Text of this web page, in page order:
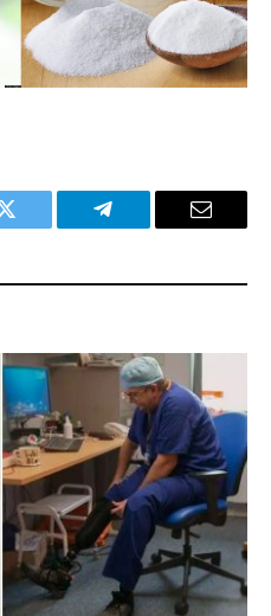
Twitter Telegram Email